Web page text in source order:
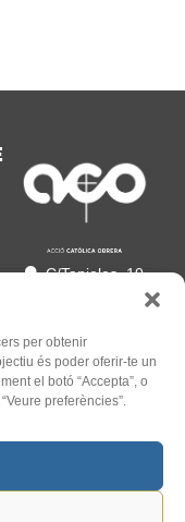
per obtenir
és poder oferir-te un
el botó “Accepta”, o
preferències”.
C/Tapioles, 10
93 505 86 86
hola@acocat.org